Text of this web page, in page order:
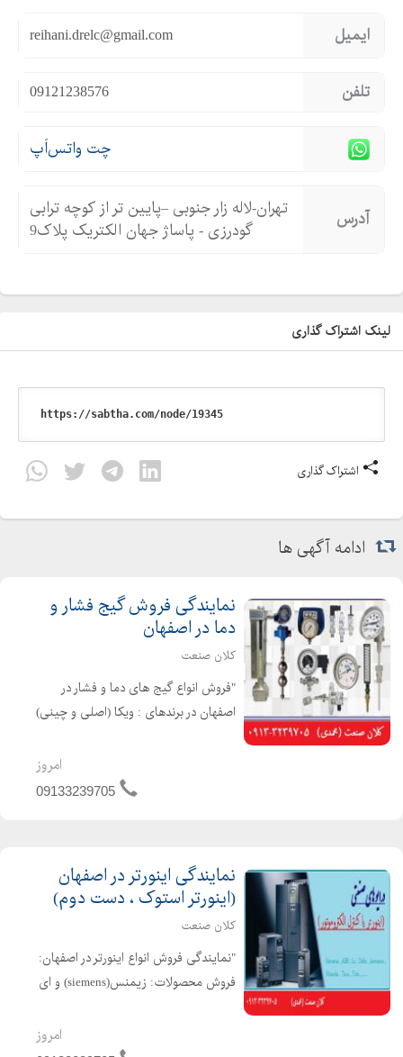
ایمیل reihani.drelc@gmail.com
تلفن 09121238576
چت واتس‌اَپ
آدرس
تهران-لاله زار جنوبی –پایین تر از کوچه ترابی
گودرزی - پاساژ جهان الکتریک پلاک9
لینک اشتراک گذاری
اشتراک گذاری
ادامه آگهی ها
نمایندگی فروش گیج فشار و
دما در اصفهان
کلان صنعت
"فروش انواع گیج های دما و فشار در
اصفهان در برندهای : ویکا (اصلی و چینی)
روغنی و خشک به صورت : تابلویی یا
امروز
09133239705
نمایندگی اینورتر در اصفهان
(اینورتر استوک ، دست دوم)
کلان صنعت
"نمایندگی فروش انواع اینورتر در اصفهان:
فروش محصولات: زیمنس(siemens) و ای
نماینده فروش اینورتر : اینورتر های الامروز